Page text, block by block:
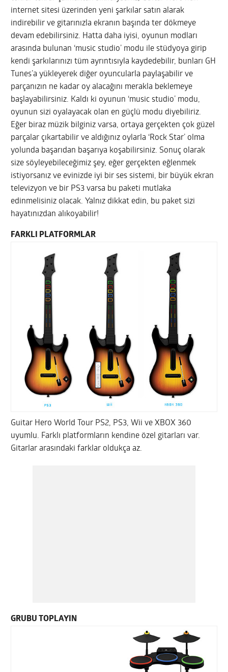
internet sitesi üzerinden yeni şarkılar satın alarak
indirebilir ve gitarınızla ekranın başında ter dökmeye
devam edebilirsiniz. Hatta daha iyisi, oyunun modları
arasında bulunan ‘music studio’ modu ile stüdyoya girip
kendi şarkılarınızı tüm ayrıntısıyla kaydedebilir, bunları GH
Tunes’a yükleyerek diğer oyuncularla paylaşabilir ve
parçanızın ne kadar oy alacağını merakla beklemeye
başlayabilirsiniz. Kaldı ki oyunun ‘music studio’ modu,
oyunun sizi oyalayacak olan en güçlü modu diyebiliriz.
Eğer biraz müzik bilginiz varsa, ortaya gerçekten çok güzel
parçalar çıkartabilir ve aldığınız oylarla ‘Rock Star’ olma
yolunda başarıdan başarıya koşabilirsiniz. Sonuç olarak
size söyleyebileceğimiz şey, eğer gerçekten eğlenmek
istiyorsanız ve evinizde iyi bir ses sistemi, bir büyük ekran
televizyon ve bir PS3 varsa bu paketi mutlaka
edinmelisiniz olacak. Yalnız dikkat edin, bu paket sizi
hayatınızdan alıkoyabilir!
FARKLI PLATFORMLAR
Guitar Hero World Tour PS2, PS3, Wii ve XBOX 360
uyumlu. Farklı platformların kendine özel gitarları var.
Gitarlar arasındaki farklar oldukça az.
GRUBU TOPLAYIN